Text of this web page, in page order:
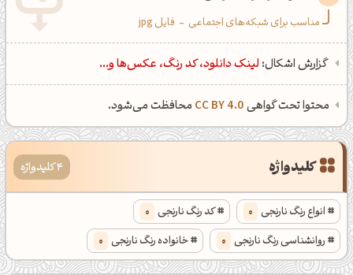
مناسب برای شبکه‌های اجتماعی - فایل jpg
گزارش اشکال: لینک دانلود، کد رنگ، عکس‌ها و...
محتوا تحت گواهیCC BY 4.0 محافظت می‌شود.
کلیدواژه 4 کلیدواژه
انواع رنگ نارنجی 0 کد رنگ نارنجی 0
روانشناسی رنگ نارنجی 0 خانواده رنگ نارنجی 0